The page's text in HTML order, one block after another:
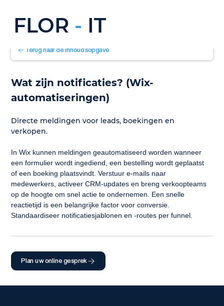
FLOR - IT
Terug naar de inhoudsopgave
Wat zijn notificaties? (Wix-
automatiseringen)
Directe meldingen voor leads, boekingen en
verkopen.
In Wix kunnen meldingen geautomatiseerd worden wanneer
een formulier wordt ingediend, een bestelling wordt geplaatst
of een boeking plaatsvindt. Verstuur e-mails naar
medewerkers, activeer CRM-updates en breng verkoopteams
op de hoogte om snel actie te ondernemen. Een snelle
reactietijd is een belangrijke factor voor conversie.
Standaardiseer notificatiesjablonen en -routes per funnel.
Plan uw online gesprek